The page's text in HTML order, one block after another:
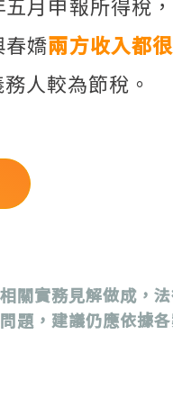
嬌兩方收入都
人較為節稅。
關實務見解做成，
題，建議仍應依據